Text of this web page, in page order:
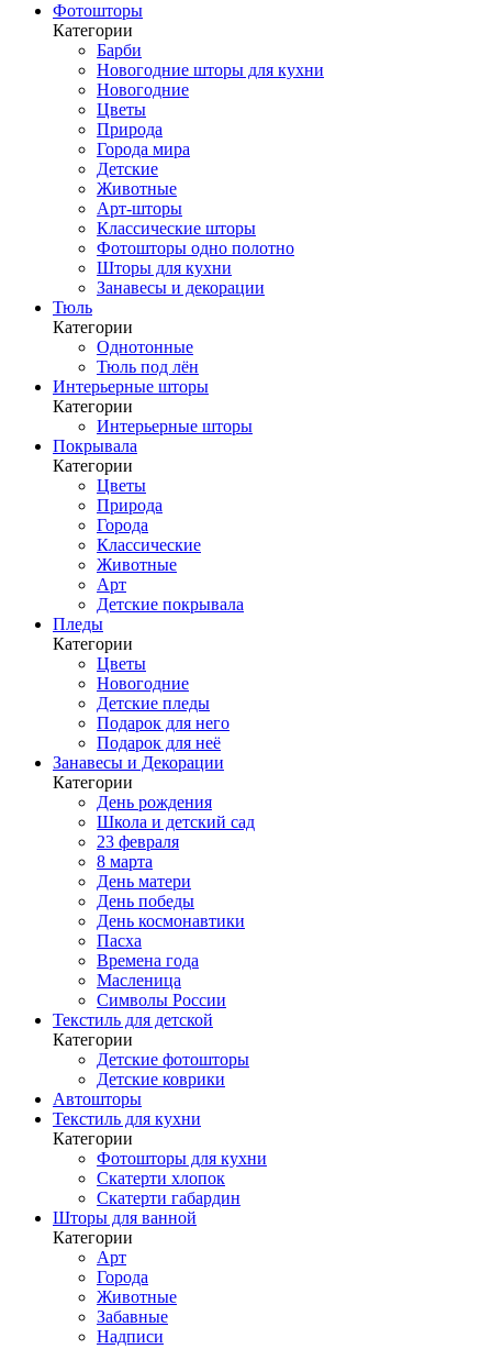
Фотошторы
Категории
Барби
Новогодние шторы для кухни
Новогодние
Цветы
Природа
Города мира
Детские
Животные
Арт-шторы
Классические шторы
Фотошторы одно полотно
Шторы для кухни
Занавесы и декорации
Тюль
Категории
Однотонные
Тюль под лён
Интерьерные шторы
Категории
Интерьерные шторы
Покрывала
Категории
Цветы
Природа
Города
Классические
Животные
Арт
Детские покрывала
Пледы
Категории
Цветы
Новогодние
Детские пледы
Подарок для него
Подарок для неё
Занавесы и Декорации
Категории
День рождения
Школа и детский сад
23 февраля
8 марта
День матери
День победы
День космонавтики
Пасха
Времена года
Масленица
Символы России
Текстиль для детской
Категории
Детские фотошторы
Детские коврики
Автошторы
Текстиль для кухни
Категории
Фотошторы для кухни
Скатерти хлопок
Скатерти габардин
Шторы для ванной
Категории
Арт
Города
Животные
Забавные
Надписи